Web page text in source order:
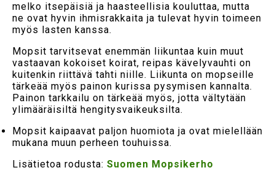
melko itsepäisiä ja haasteellisia kouluttaa, mutta
ne ovat hyvin ihmisrakkaita ja tulevat hyvin toimeen
myös lasten kanssa.
Mopsit tarvitsevat enemmän liikuntaa kuin muut
vastaavan kokoiset koirat, reipas kävelyvauhti on
kuitenkin riittävä tahti niille. Liikunta on mopseille
tärkeää myös painon kurissa pysymisen kannalta.
Painon tarkkailu on tärkeää myös, jotta vältytään
ylimääräisiltä hengitysvaikeuksilta.
Mopsit kaipaavat paljon huomiota ja ovat mielellään
mukana muun perheen touhuissa.
Lisätietoa rodusta: Suomen Mopsikerho